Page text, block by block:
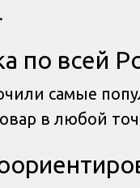
по всей
самые
в любой